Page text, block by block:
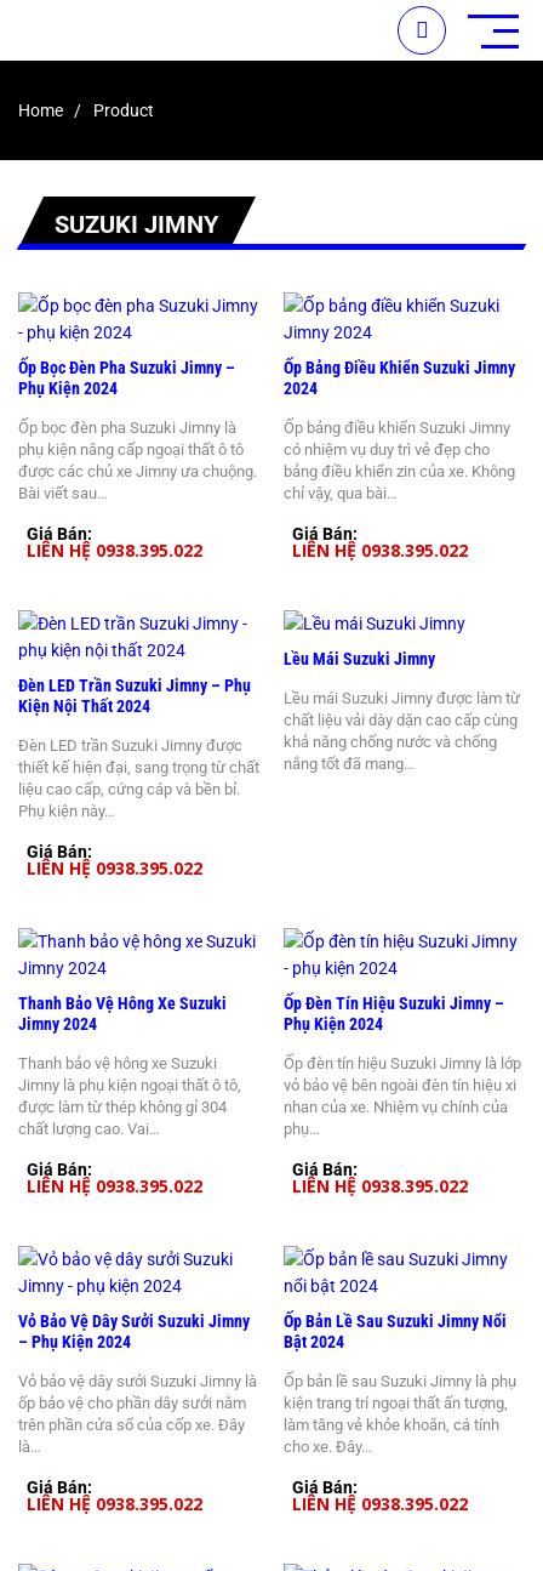
Home Product
SUZUKI JIMNY
Ốp Bọc Đèn Pha Suzuki Jimny –
Phụ Kiện 2024
Ốp bọc đèn pha Suzuki Jimny là
phụ kiện nâng cấp ngoại thất ô tô
được các chủ xe Jimny ưa chuộng.
Bài viết sau…
Giá Bán:
LIÊN HỆ 0938.395.022
Ốp Bảng Điều Khiển Suzuki Jimny
2024
Ốp bảng điều khiển Suzuki Jimny
có nhiệm vụ duy trì vẻ đẹp cho
bảng điều khiển zin của xe. Không
chỉ vậy, qua bài…
Giá Bán:
LIÊN HỆ 0938.395.022
Đèn LED Trần Suzuki Jimny – Phụ
Kiện Nội Thất 2024
Đèn LED trần Suzuki Jimny được
thiết kế hiện đại, sang trọng từ chất
liệu cao cấp, cứng cáp và bền bỉ.
Phụ kiện này…
Giá Bán:
LIÊN HỆ 0938.395.022
Lều Mái Suzuki Jimny
Lều mái Suzuki Jimny được làm từ
chất liệu vải dày dặn cao cấp cùng
khả năng chống nước và chống
nắng tốt đã mang…
Thanh Bảo Vệ Hông Xe Suzuki
Jimny 2024
Thanh bảo vệ hông xe Suzuki
Jimny là phụ kiện ngoại thất ô tô,
được làm từ thép không gỉ 304
chất lượng cao. Vai…
Giá Bán:
LIÊN HỆ 0938.395.022
Ốp Đèn Tín Hiệu Suzuki Jimny –
Phụ Kiện 2024
Ốp đèn tín hiệu Suzuki Jimny là lớp
vỏ bảo vệ bên ngoài đèn tín hiệu xi
nhan của xe. Nhiệm vụ chính của
phụ…
Giá Bán:
LIÊN HỆ 0938.395.022
Vỏ Bảo Vệ Dây Sưởi Suzuki Jimny
– Phụ Kiện 2024
Vỏ bảo vệ dây sưởi Suzuki Jimny là
ốp bảo vệ cho phần dây sưởi nằm
trên phần cửa sổ của cốp xe. Đây
là…
Giá Bán:
LIÊN HỆ 0938.395.022
Ốp Bản Lề Sau Suzuki Jimny Nổi
Bật 2024
Ốp bản lề sau Suzuki Jimny là phụ
kiện trang trí ngoại thất ấn tượng,
làm tăng vẻ khỏe khoắn, cá tính
cho xe. Đây…
Giá Bán:
LIÊN HỆ 0938.395.022